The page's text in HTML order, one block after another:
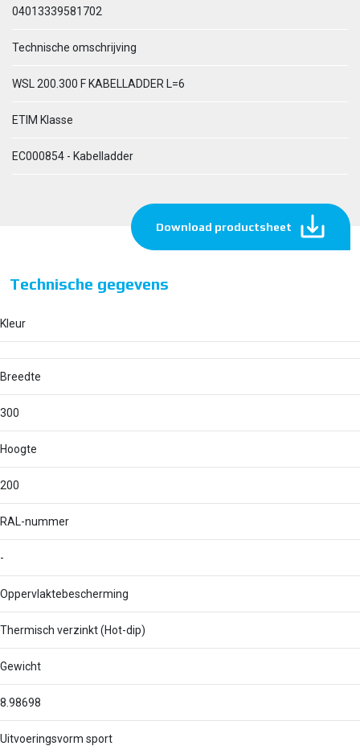
04013339581702
Technische omschrijving
WSL 200.300 F KABELLADDER L=6
ETIM Klasse
EC000854 - Kabelladder
Download productsheet
Technische gegevens
Kleur
Breedte
300
Hoogte
200
RAL-nummer
-
Oppervlaktebescherming
Thermisch verzinkt (Hot-dip)
Gewicht
8.98698
Uitvoeringsvorm sport